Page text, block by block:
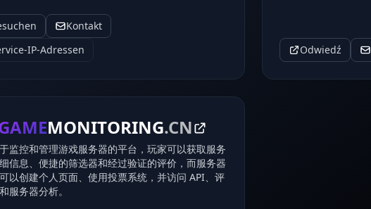
Kontakt
IP-Adressen
Odwiedź
MONITORING.CN
监控和管理游戏服务器的平台，玩家可以获取服务
信息、便捷的筛选器和经过验证的评价，而服务器
以创建个人页面、使用投票系统，并访问 API、评
服务器分析。